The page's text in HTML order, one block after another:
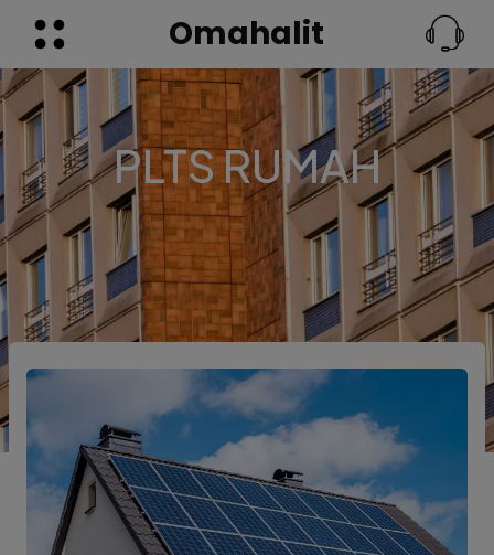
Omahalit
PLTS RUMAH